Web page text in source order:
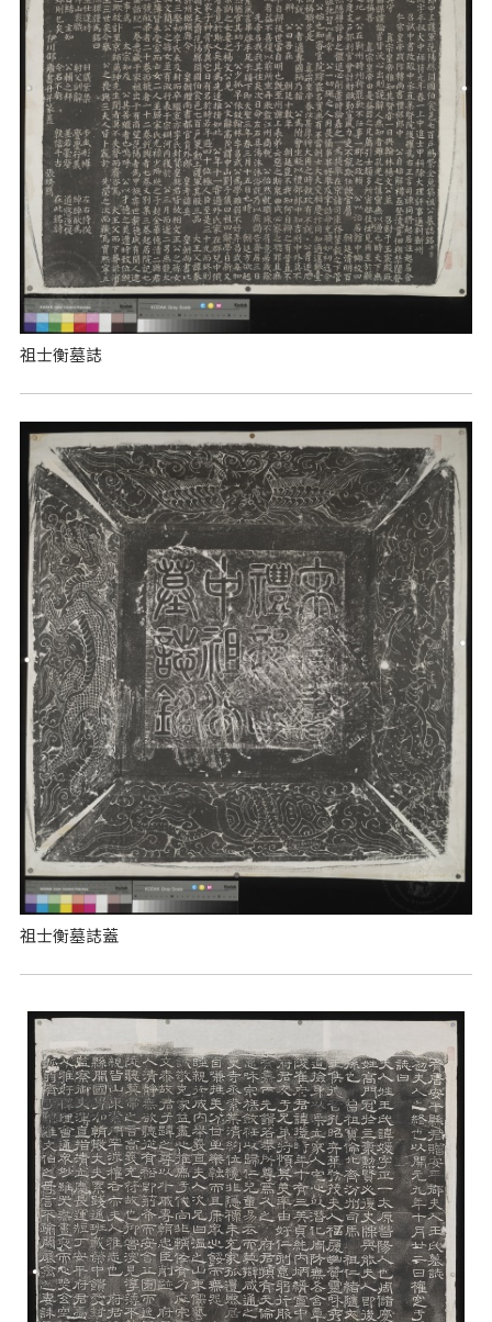
祖士衡墓誌
祖士衡墓誌蓋